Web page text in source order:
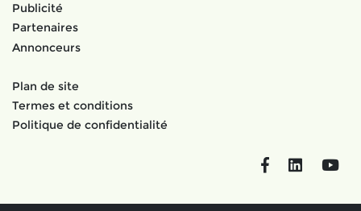
Publicité
Partenaires
Annonceurs
Plan de site
Termes et conditions
Politique de confidentialité
FacebookLinkedIn